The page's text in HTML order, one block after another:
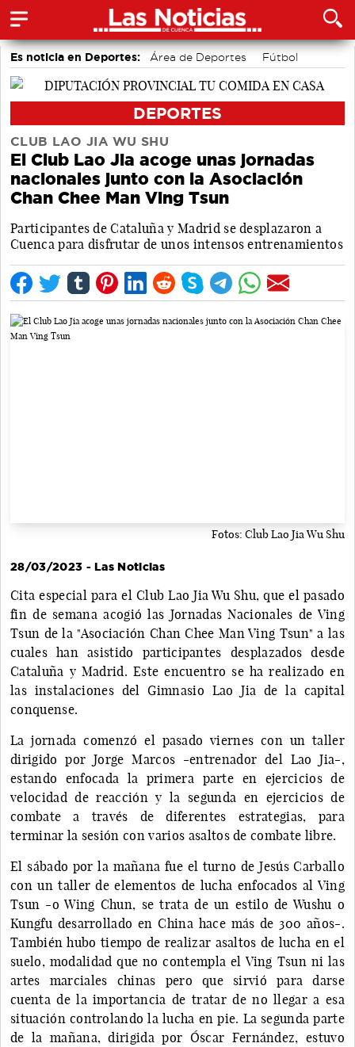
Es noticia en Deportes: Área de Deportes
Fútbol
Motor
Bolos conquenses
DEPORTES
CLUB LAO JIA WU SHU
El Club Lao Jia acoge unas jornadas
nacionales junto con la Asociación
Chan Chee Man Ving Tsun
Participantes de Cataluña y Madrid se desplazaron a
Cuenca para disfrutar de unos intensos entrenamientos
Fotos: Club Lao Jia Wu Shu
28/03/2023 - Las Noticias
Cita especial para el Club Lao Jia Wu Shu, que el pasado
fin de semana acogió las Jornadas Nacionales de Ving
Tsun de la "Asociación Chan Chee Man Ving Tsun" a las
cuales han asistido participantes desplazados desde
Cataluña y Madrid. Este encuentro se ha realizado en
las instalaciones del Gimnasio Lao Jia de la capital
conquense.
La jornada comenzó el pasado viernes con un taller
dirigido por Jorge Marcos -entrenador del Lao Jia-,
estando enfocada la primera parte en ejercicios de
velocidad de reacción y la segunda en ejercicios de
combate a través de diferentes estrategias, para
terminar la sesión con varios asaltos de combate libre.
El sábado por la mañana fue el turno de Jesús Carballo
con un taller de elementos de lucha enfocados al Ving
Tsun -o Wing Chun, se trata de un estilo de Wushu o
Kungfu desarrollado en China hace más de 300 años-.
También hubo tiempo de realizar asaltos de lucha en el
suelo, modalidad que no contempla el Ving Tsun ni las
artes marciales chinas pero que sirvió para darse
cuenta de la importancia de tratar de no llegar a esa
situación controlando la lucha en pie. La segunda parte
de la mañana, dirigida por Óscar Fernández, estuvo